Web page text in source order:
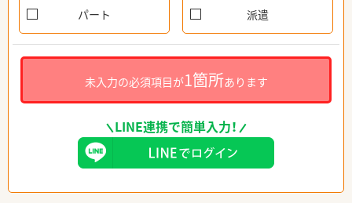
パート 派遣
未入力の必須項目が1箇所あります
LINE連携で簡単入力！